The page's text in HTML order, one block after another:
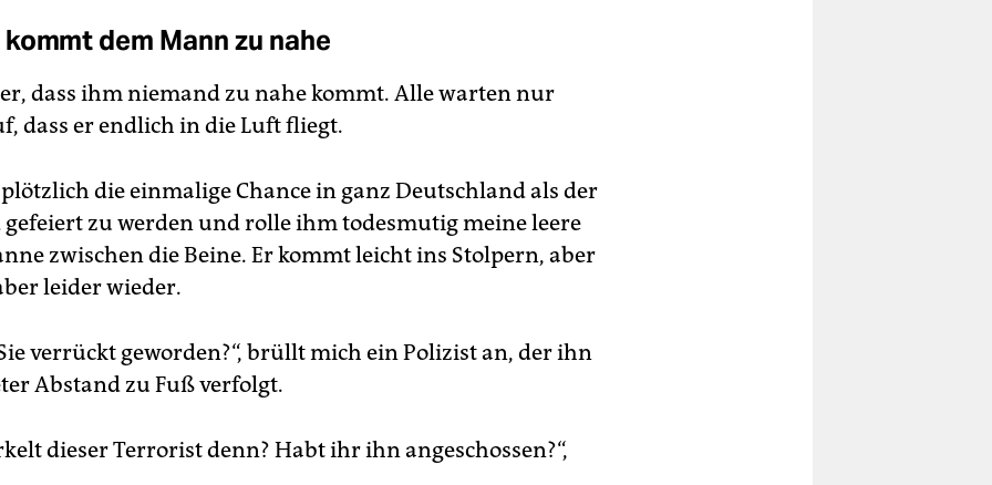
dem Mann zu nahe
dass ihm niemand zu nahe kommt. Alle warten nur
dass er endlich in die Luft fliegt.
die einmalige Chance in ganz Deutschland als der
gefeiert zu werden und rolle ihm todesmutig meine leere
zwischen die Beine. Er kommt leicht ins Stolpern, aber
leider wieder.
verrückt geworden?“, brüllt mich ein Polizist an, der ihn
Abstand zu Fuß verfolgt.
dieser Terrorist denn? Habt ihr ihn angeschossen?“,